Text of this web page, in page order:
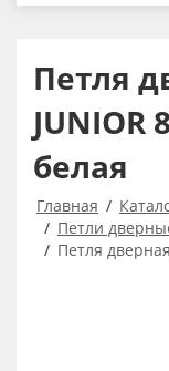
Петля
JUNIOR
белая
Главная
Петли
Петля